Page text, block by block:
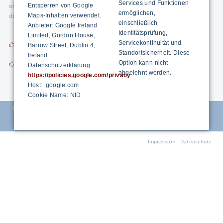
organization and to reduce non-value-adding activities. Activities that
do not add value are referred to as Muda.
Flyer MUDA
MUDA exam
FROMM Engineering | Carlo Fromm | Eggerstandenstrasse 53
Datenschutz
Impressum
Entsperren von Google
Maps-Inhalten verwendet.
Anbieter: Google Ireland
Limited, Gordon House,
Barrow Street, Dublin 4,
Ireland
Datenschutzerklärung:
https://policies.google.com/privacy
Host: .google.com
Cookie Name: NID
Services und Funktionen
ermöglichen,
einschließlich
Identitätsprüfung,
Servicekontinuität und
Standortsicherheit. Diese
Option kann nicht
abgelehnt werden.